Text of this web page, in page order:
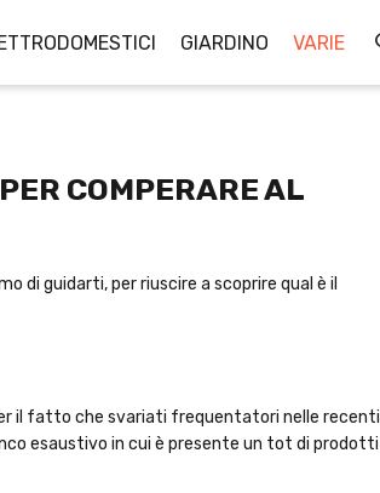
GIARDINO VARIE
COMPERARE AL
di guidarti, per riuscire a scoprire qual è il
il fatto che svariati frequentatori nelle recenti
esaustivo in cui è presente un tot di prodotti